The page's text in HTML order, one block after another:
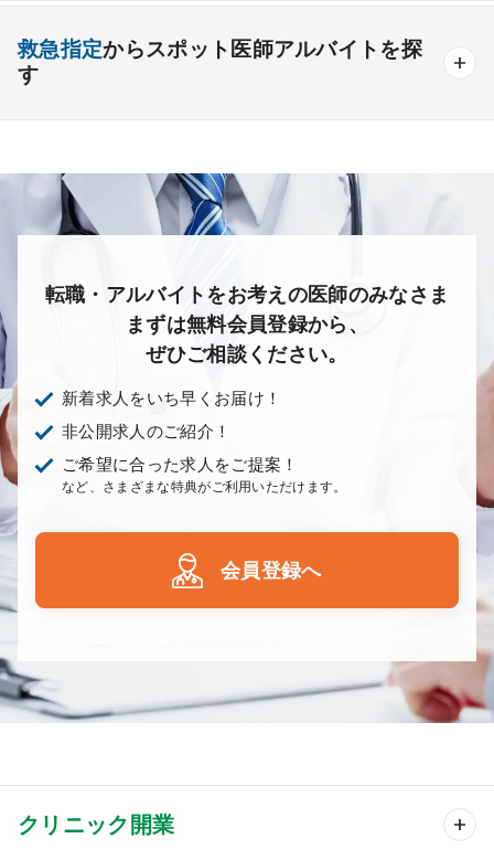
心療内科 泌尿器科 眼科 耳鼻咽喉科
皮膚科 麻酔科 リハビリテーション科
未経験歓迎
療養＋精神
救急指定からスポット医師アルバイトを探
す
転職・アルバイトをお考えの医師のみなさま
まずは無料会員登録から、
ぜひご相談ください。
新着求人をいち早くお届け！
非公開求人のご紹介！
ご希望に合った求人をご提案！
など、さまざまな特典がご利用いただけます。
会員登録へ
クリニック開業